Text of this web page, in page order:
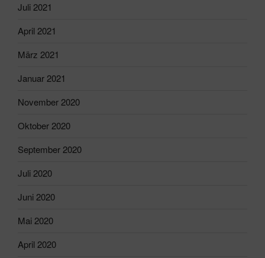
Juli 2021
April 2021
März 2021
Januar 2021
November 2020
Oktober 2020
September 2020
Juli 2020
Juni 2020
Mai 2020
April 2020